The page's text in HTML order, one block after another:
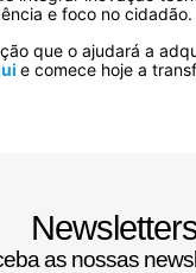
e foco no cidadão.
que o ajudará a
e comece hoje a
as nossas